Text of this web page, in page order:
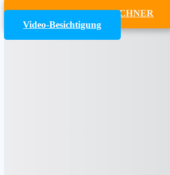
UMZUGSKOSTENRECHNER
Video-Besichtigung